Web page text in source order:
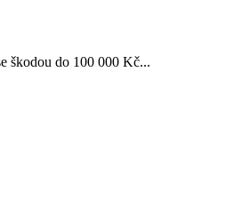
škodou do 100 000 Kč...